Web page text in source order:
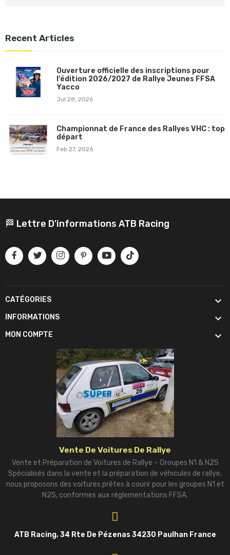
Recent Articles
Ouverture officielle des inscriptions pour
l’édition 2026/2027 de Rallye Jeunes FFSA
Yacco
Jul 28, 2026
Championnat de France des Rallyes VHC : top
départ
Feb 27, 2026
🏁 Lettre D'informations ATB Racing
CATÉGORIES 
INFORMATIONS 
MON COMPTE 
Vente De Voitures De Rallye
Vente et Préparation de Voitures de Rallye – Groupes N1 & N2S
Spécialisés dans la vente et la préparation de véhicules de rallye,
nous proposons des voitures prêtes à courir pour les groupes N1 et
N2S, conformes aux réglementations FFSA.
ATB Racing, 34 Rte De Pézenas 34230 Paulhan France